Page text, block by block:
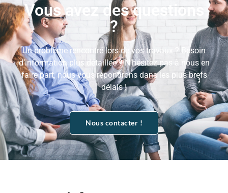
Vous avez des questions
?
Un problème rencontré lors de vos travaux ? Besoin
d’information plus détaillée ? N’hésitez pas à nous en
faire part, nous vous répondrons dans les plus brefs
délais !
Nous contacter !